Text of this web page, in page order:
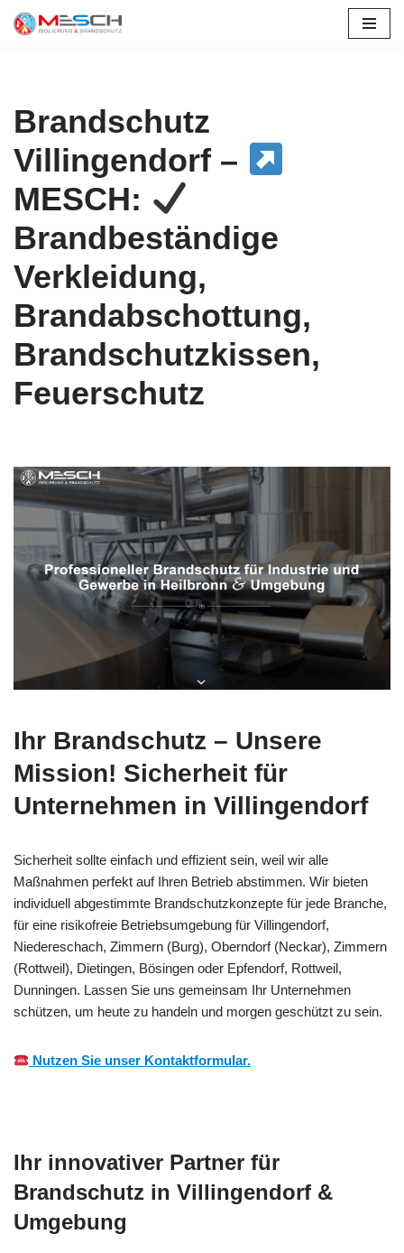
Brandschutz
Villingendorf –
MESCH:
Brandbeständige
Verkleidung,
Brandabschottung,
Brandschutzkissen,
Feuerschutz
Ihr Brandschutz – Unsere
Mission! Sicherheit für
Unternehmen in Villingendorf
Sicherheit sollte einfach und effizient sein, weil wir alle
Maßnahmen perfekt auf Ihren Betrieb abstimmen. Wir bieten
individuell abgestimmte Brandschutzkonzepte für jede Branche,
für eine risikofreie Betriebsumgebung für Villingendorf,
Niedereschach, Zimmern (Burg), Oberndorf (Neckar), Zimmern
(Rottweil), Dietingen, Bösingen oder Epfendorf, Rottweil,
Dunningen. Lassen Sie uns gemeinsam Ihr Unternehmen
schützen, um heute zu handeln und morgen geschützt zu sein.
Nutzen Sie unser Kontaktformular.
Ihr innovativer Partner für
Brandschutz in Villingendorf &
Umgebung